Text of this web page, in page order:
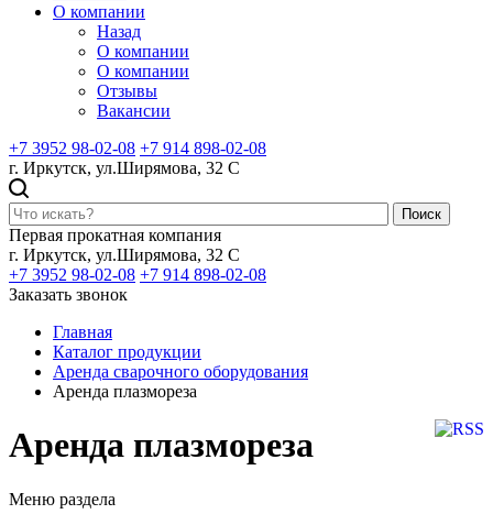
О компании
Назад
О компании
О компании
Отзывы
Вакансии
+7 3952 98-02-08 +7 914 898-02-08
г. Иркутск, ул.Ширямова, 32 С
Поиск
Первая прокатная компания
г. Иркутск, ул.Ширямова, 32 С
+7 3952 98-02-08 +7 914 898-02-08
Заказать звонок
Главная
Каталог продукции
Аренда сварочного оборудования
Аренда плазмореза
Аренда плазмореза
Меню раздела